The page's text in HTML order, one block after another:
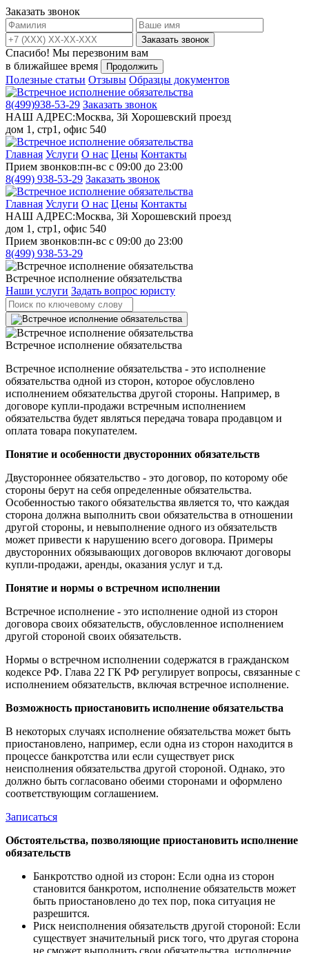
Заказать звонок
Заказать звонок
Спасибо! Мы перезвоним вам
в ближайшее время
Продолжить
Полезные статьи Отзывы Образцы документов
8(499)938-53-29 Заказать звонок
НАШ АДРЕС:Москва, 3й Хорошевский проезд
дом 1, стр1, офис 540
Главная Услуги О нас Цены Контакты
Прием звонков:пн-вс с 09:00 до 23:00
8(499) 938-53-29 Заказать звонок
Главная Услуги О нас Цены Контакты
НАШ АДРЕС:Москва, 3й Хорошевский проезд
дом 1, стр1, офис 540
Прием звонков:пн-вс с 09:00 до 23:00
8(499) 938-53-29
Встречное исполнение обязательства
Наши услуги Задать вопрос юристу
Встречное исполнение обязательства
Встречное исполнение обязательства - это исполнение
обязательства одной из сторон, которое обусловлено
исполнением обязательства другой стороны. Например, в
договоре купли-продажи встречным исполнением
обязательства будет являться передача товара продавцом и
оплата товара покупателем.
Понятие и особенности двусторонних обязательств
Двустороннее обязательство - это договор, по которому обе
стороны берут на себя определенные обязательства.
Особенностью такого обязательства является то, что каждая
сторона должна выполнить свои обязательства в отношении
другой стороны, и невыполнение одного из обязательств
может привести к нарушению всего договора. Примеры
двусторонних обязывающих договоров включают договоры
купли-продажи, аренды, оказания услуг и т.д.
Понятие и нормы о встречном исполнении
Встречное исполнение - это исполнение одной из сторон
договора своих обязательств, обусловленное исполнением
другой стороной своих обязательств.
Нормы о встречном исполнении содержатся в гражданском
кодексе РФ. Глава 22 ГК РФ регулирует вопросы, связанные с
исполнением обязательств, включая встречное исполнение.
Возможность приостановить исполнение обязательства
В некоторых случаях исполнение обязательства может быть
приостановлено, например, если одна из сторон находится в
процессе банкротства или если существует риск
неисполнения обязательства другой стороной. Однако, это
должно быть согласовано обеими сторонами и оформлено
соответствующим соглашением.
Записаться
Обстоятельства, позволяющие приостановить исполнение
обязательств
Банкротство одной из сторон: Если одна из сторон
становится банкротом, исполнение обязательств может
быть приостановлено до тех пор, пока ситуация не
разрешится.
Риск неисполнения обязательств другой стороной: Если
существует значительный риск того, что другая сторона
не сможет выполнить свои обязательства, исполнение